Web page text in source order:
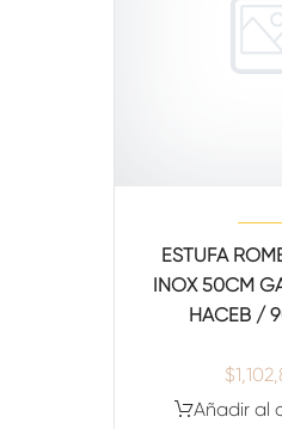
ESTUFA
INOX 50CM
HACEB /
$
Añadir al